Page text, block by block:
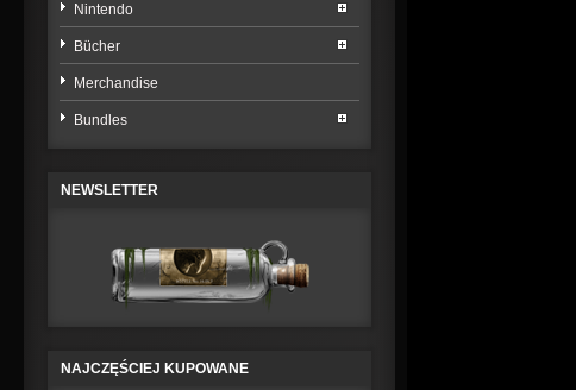
Nintendo
Bücher
Merchandise
Bundles
NEWSLETTER
NAJCZĘŚCIEJ KUPOWANE